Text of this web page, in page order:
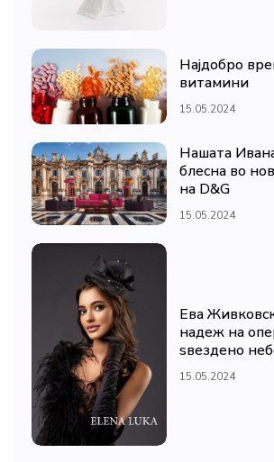
Најдобро
витамини
15.05.2024
Нашата
блесна во
на D&G
15.05.2024
Ева
надеж на
ѕвездено
15.05.2024